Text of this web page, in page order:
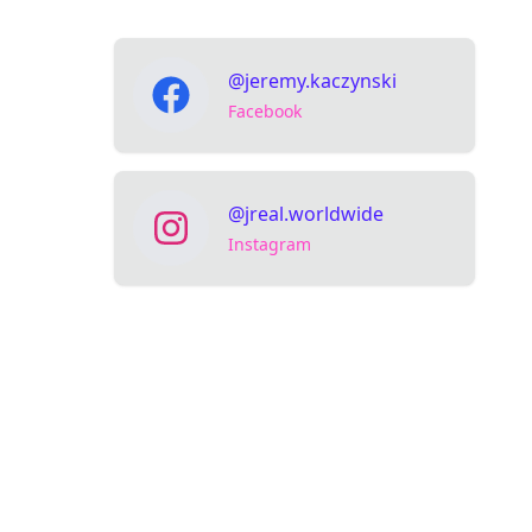
@jeremy.kaczynski
Facebook
@jreal.worldwide
Instagram